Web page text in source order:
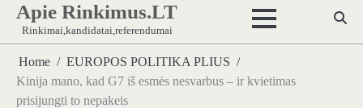
Skip
content
Apie Rinkimus.LT
Rinkimai,kandidatai,referendumai
Home
EUROPOS POLITIKA PLIUS
Kinija mano, kad G7 iš esmės nesvarbus – ir kvietimas
prisijungti to nepakeis